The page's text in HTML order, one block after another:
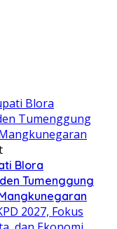
Blora
Tumenggung